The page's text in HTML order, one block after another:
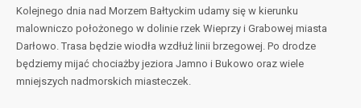
Kolejnego dnia nad Morzem Bałtyckim udamy się w kierunku
malowniczo położonego w dolinie rzek Wieprzy i Grabowej miasta
Darłowo. Trasa będzie wiodła wzdłuż linii brzegowej. Po drodze
będziemy mijać chociażby jeziora Jamno i Bukowo oraz wiele
mniejszych nadmorskich miasteczek.